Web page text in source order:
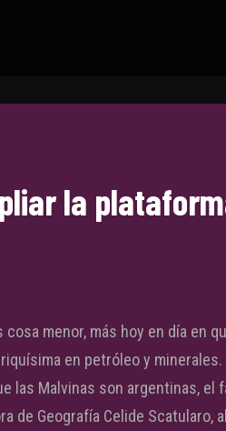
la
menor, más hoy en día en
en petróleo y minerales.
las Malvinas son argentinas,
de Geografía Celide Scatularo, al